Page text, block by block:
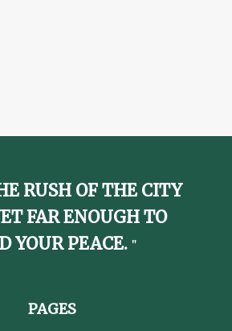
RUSH OF THE CITY
FAR ENOUGH TO
YOUR PEACE.
PAGES